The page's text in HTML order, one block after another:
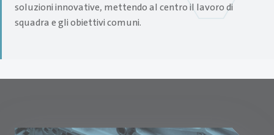
soluzioni innovative, mettendo al centro il lavoro di
squadra e gli obiettivi comuni.